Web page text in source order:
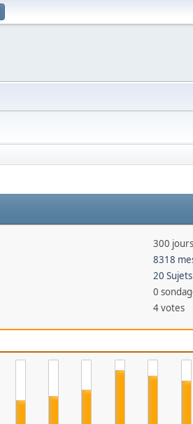
300
8318
20 Sujets
0
4 votes